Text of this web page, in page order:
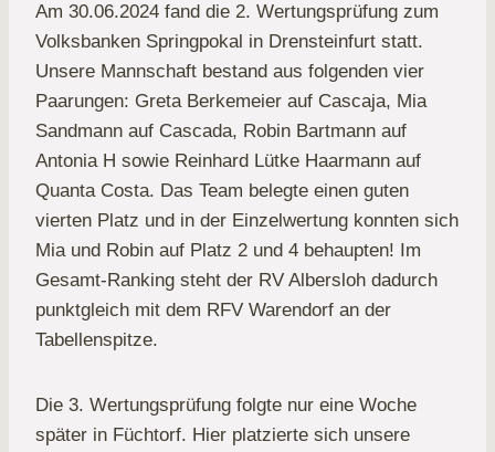
Am 30.06.2024 fand die 2. Wertungsprüfung zum
Volksbanken Springpokal in Drensteinfurt statt.
Unsere Mannschaft bestand aus folgenden vier
Paarungen: Greta Berkemeier auf Cascaja, Mia
Sandmann auf Cascada, Robin Bartmann auf
Antonia H sowie Reinhard Lütke Haarmann auf
Quanta Costa. Das Team belegte einen guten
vierten Platz und in der Einzelwertung konnten sich
Mia und Robin auf Platz 2 und 4 behaupten! Im
Gesamt-Ranking steht der RV Albersloh dadurch
punktgleich mit dem RFV Warendorf an der
Tabellenspitze.
Die 3. Wertungsprüfung folgte nur eine Woche
später in Füchtorf. Hier platzierte sich unsere